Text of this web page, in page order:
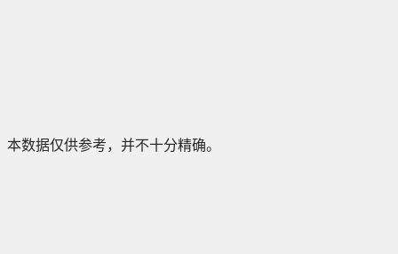
本数据仅供参考，并不十分精确。